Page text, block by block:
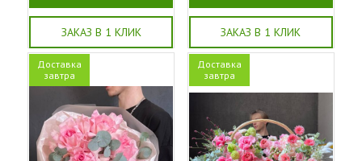
ЗАКАЗ В 1 КЛИК ЗАКАЗ В 1 КЛИК
Доставка
завтра
Доставка
завтра